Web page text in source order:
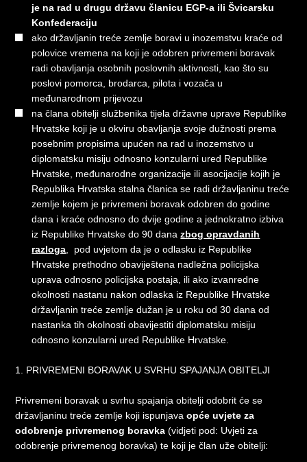
je na rad u drugu državu članicu EGP-a ili Švicarsku
Konfederaciju
ako državljanin treće zemlje boravi u inozemstvu kraće od
polovice vremena na koji je odobren privremeni boravak
radi obavljanja osobnih poslovnih aktivnosti, kao što su
poslovi pomorca, brodarca, pilota i vozača u
međunarodnom prijevozu
na člana obitelji službenika tijela državne uprave Republike
Hrvatske koji je u okviru obavljanja svoje dužnosti prema
posebnim propisima upućen na rad u inozemstvo u
diplomatsku misiju odnosno konzularni ured Republike
Hrvatske, međunarodne organizacije ili asocijacije kojih je
Republika Hrvatska stalna članica se radi državljaninu treće
zemlje kojem je privremeni boravak odobren do godine
dana i kraće odnosno do dvije godine a jednokratno izbiva
iz Republike Hrvatske do 90 danazbog opravdanih
razloga , pod uvjetom da je o odlasku iz Republike
Hrvatske prethodno obaviještena nadležna policijska
uprava odnosno policijska postaja, ili ako izvanredne
okolnosti nastanu nakon odlaska iz Republike Hrvatske
državljanin treće zemlje dužan je u roku od 30 dana od
nastanka tih okolnosti obavijestiti diplomatsku misiju
odnosno konzularni ured Republike Hrvatske.
1. PRIVREMENI BORAVAK U SVRHU SPAJANJA OBITELJI
Privremeni boravak u svrhu spajanja obitelji odobrit će se
državljaninu treće zemlje koji ispunjava opće uvjete za
odobrenje privremenog boravka (vidjeti pod: Uvjeti za
odobrenje privremenog boravka) te koji je član uže obitelji: